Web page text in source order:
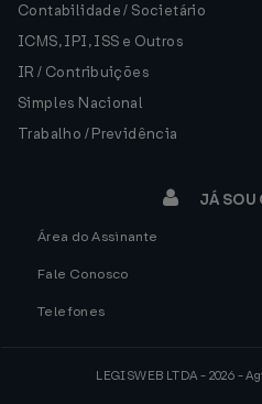
Contabilidade / Societário
ICMS, IPI, ISS e Outros
IR / Contribuições
Simples Nacional
Trabalho / Previdência
JÁ
Área do Assinante
Fale Conosco
Telefones
LEGISWEB LTDA - 2026 -